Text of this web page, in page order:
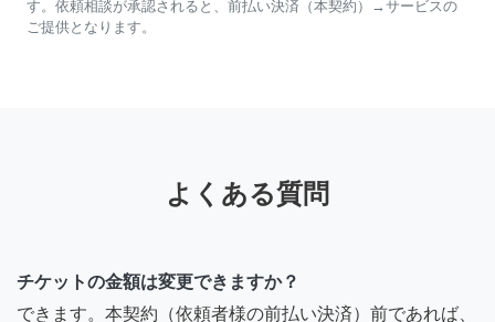
す。依頼相談が承認されると、前払い決済（本契約）→サービスの
ご提供となります。
よくある質問
チケットの金額は変更できますか？
できます。本契約（依頼者様の前払い決済）前であれば、